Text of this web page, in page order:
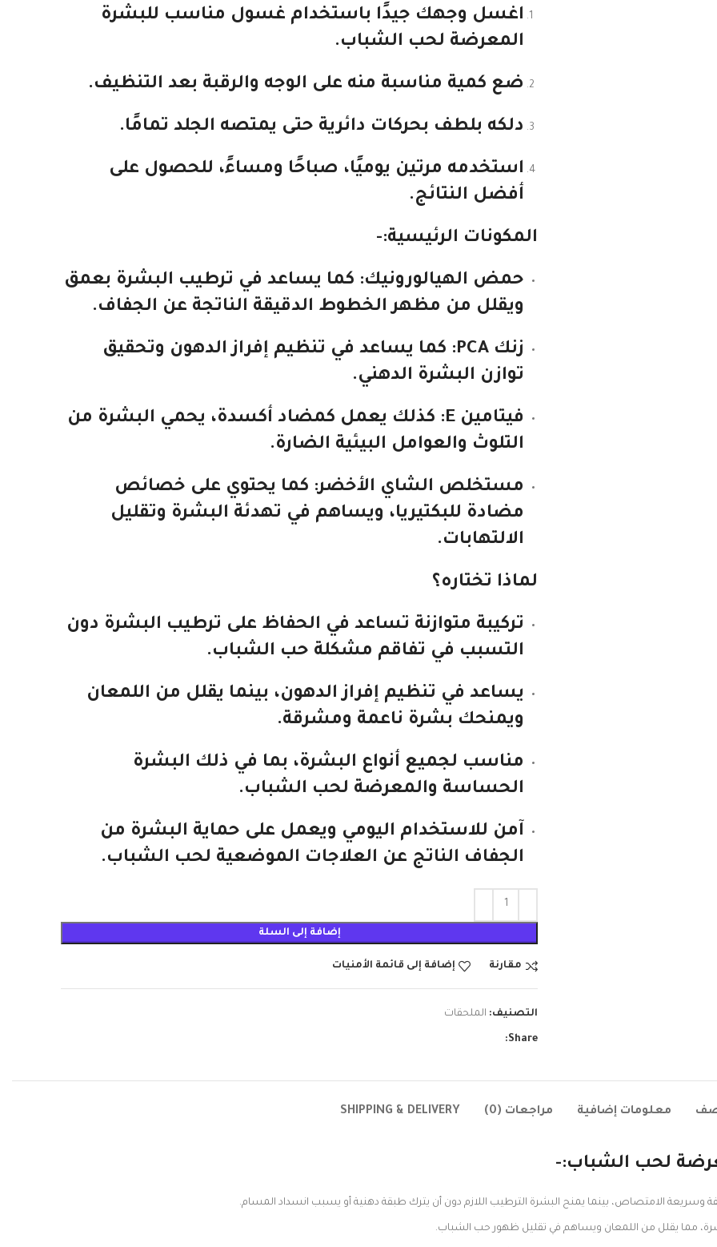
اغسل وجهك جيدًا باستخدام غسول مناسب للبشرة
المعرضة لحب الشباب.
ضع كمية مناسبة منه على الوجه والرقبة بعد التنظيف.
دلكه بلطف بحركات دائرية حتى يمتصه الجلد تمامًا.
استخدمه مرتين يوميًا، صباحًا ومساءً، للحصول على
أفضل النتائج.
المكونات الرئيسية:-
حمض الهيالورونيك: كما يساعد في ترطيب البشرة بعمق
ويقلل من مظهر الخطوط الدقيقة الناتجة عن الجفاف.
زنك PCA
: كما يساعد في تنظيم إفراز الدهون وتحقيق
توازن البشرة الدهني.
فيتامين E
: كذلك يعمل كمضاد أكسدة، يحمي البشرة من
التلوث والعوامل البيئية الضارة.
مستخلص الشاي الأخضر: كما يحتوي على خصائص
مضادة للبكتيريا، ويساهم في تهدئة البشرة وتقليل
الالتهابات.
لماذا تختاره؟
تركيبة متوازنة تساعد في الحفاظ على ترطيب البشرة دون
التسبب في تفاقم مشكلة حب الشباب.
يساعد في تنظيم إفراز الدهون، بينما يقلل من اللمعان
ويمنحك بشرة ناعمة ومشرقة.
مناسب لجميع أنواع البشرة، بما في ذلك البشرة
الحساسة والمعرضة لحب الشباب.
آمن للاستخدام اليومي ويعمل على حماية البشرة من
الجفاف الناتج عن العلاجات الموضعية لحب الشباب.
إضافة إلى السلة
مقارنة إضافة إلى قائمة الأمنيات
التصنيف: الملحقات
Share:
معلومات إضافية مراجعات (0) SHIPPING & DELIVERY
لحب الشباب:-
الامتصاص، بينما يمنح البشرة الترطيب اللازم دون أن يترك طبقة دهنية أو يسبب انسداد المسام.
مما يقلل من اللمعان ويساهم في تقليل ظهور حب الشباب.